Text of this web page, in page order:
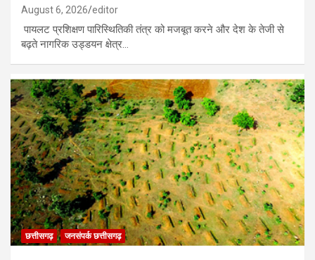
August 6, 2026 editor
पायलट प्रशिक्षण पारिस्थितिकी तंत्र को मजबूत करने और देश के तेजी से
बढ़ते नागरिक उड्डयन क्षेत्र…
छत्तीसगढ़ जनसंपर्क छत्तीसगढ़